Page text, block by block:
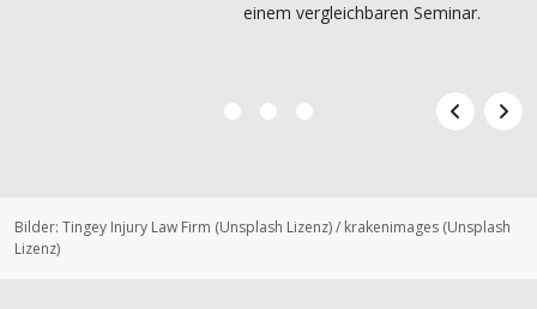
einem vergleichbaren Seminar.
Bilder: Tingey Injury Law Firm (Unsplash Lizenz)/ krakenimages (Unsplash
Lizenz)